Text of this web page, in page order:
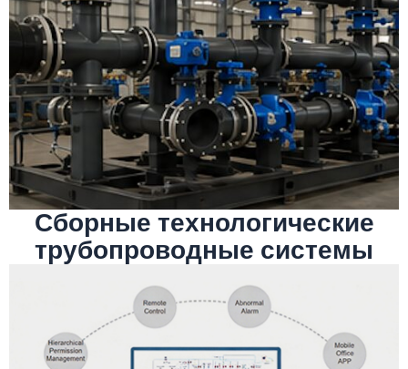
Изготовление и установка труб
соответствуют стандартам PED, ASME,
JIS, DIN, GB. Услуги включают резку,
сварку, покрытие и монтаж в полевых
условиях. Сертифицированные сварщики
для углеродистой стали, сплава и
нержавеющей стали.
Сборные технологические
трубопроводные системы
Подробнее